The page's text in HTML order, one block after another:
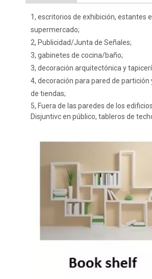
1, escritorios de exhibición, estantes
supermercado;
2, Publicidad/Junta de Señales;
3, gabinetes de cocina/baño;
3, decoración arquitectónica y
4, decoración para pared de partición
de tiendas;
5, Fuera de las paredes de los
Disjuntivc en público, tableros de